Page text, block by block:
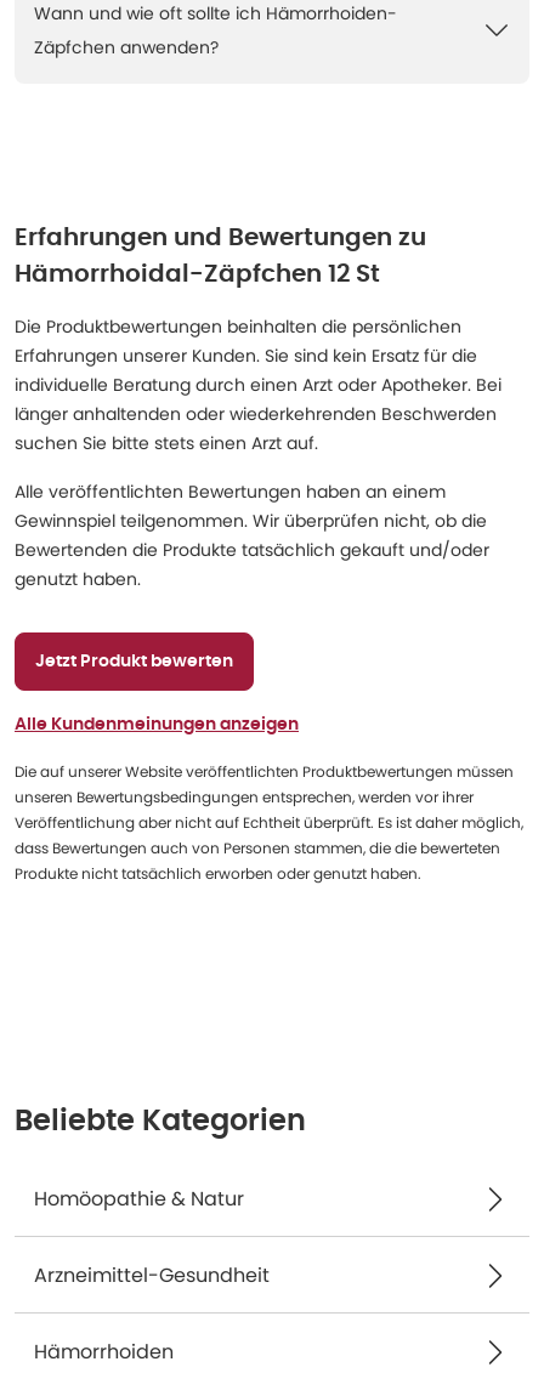
Wann und wie oft sollte ich Hämorrhoiden-
Zäpfchen anwenden?
Erfahrungen und Bewertungen zu
Hämorrhoidal-Zäpfchen 12 St
Die Produktbewertungen beinhalten die persönlichen
Erfahrungen unserer Kunden. Sie sind kein Ersatz für die
individuelle Beratung durch einen Arzt oder Apotheker. Bei
länger anhaltenden oder wiederkehrenden Beschwerden
suchen Sie bitte stets einen Arzt auf.
Alle veröffentlichten Bewertungen haben an einem
Gewinnspiel teilgenommen. Wir überprüfen nicht, ob die
Bewertenden die Produkte tatsächlich gekauft und/oder
genutzt haben.
Jetzt Produkt bewerten
Alle Kundenmeinungen anzeigen
Die auf unserer Website veröffentlichten Produktbewertungen müssen
unseren Bewertungsbedingungen entsprechen, werden vor ihrer
Veröffentlichung aber nicht auf Echtheit überprüft. Es ist daher möglich,
dass Bewertungen auch von Personen stammen, die die bewerteten
Produkte nicht tatsächlich erworben oder genutzt haben.
Beliebte Kategorien
Homöopathie & Natur
Arzneimittel-Gesundheit
Hämorrhoiden